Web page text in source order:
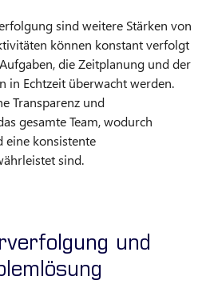
sind weitere Stärken von
können konstant verfolgt
die Zeitplanung und der
in Echtzeit überwacht werden.
Transparenz und
gesamte Team, wodurch
eine konsistente
sind.
und